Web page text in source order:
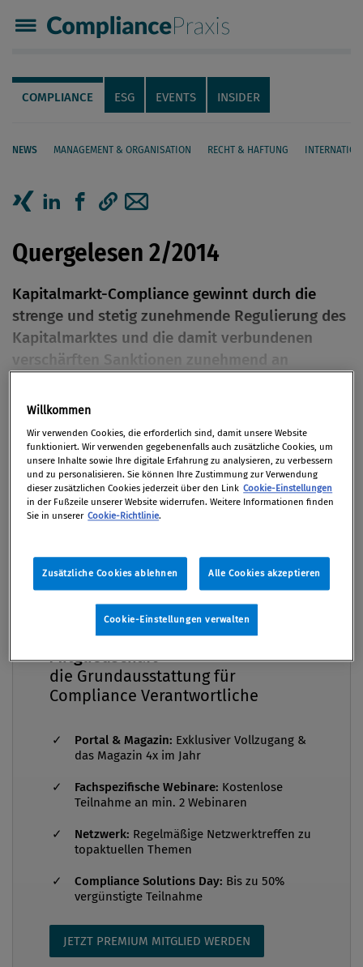
Compliance Praxis
Servicenavigation
Navigation
COMPLIANCE ESG EVENTS INSIDER
NEWS MANAGEMENT & ORGANISATION RECHT & HAFTUNG
Seiteninhalt
Quergelesen 2/2014
Kapitalmarkt-Compliance gewinnt durch die
strenge und stetig zunehmende Regulierung des
Kapitalmarktes und die damit verbundenen
verschärften Sanktionen zunehmend an
„Kapitalmarkt Compliance“ bereitet das
Kapitalmarktrecht verständlich und
praxisfreundlich auf, gibt wertvolle
Hilfestellungen für den Aufbau und Betrieb
eines Compliance-Management- Systems zur
Vermeidung von Kapitalmarkt-Risiken und
Compliance im Kapitalmarktrecht.
VonMag. Rudolf Schwab
02. Juni 2014 / Erschienen in Compliance Praxis
von André-M. Szesny und Thorsten Kuthe
gemeinsam mit 34 weiteren
Kapitalmarktrechtsexperten verfasst und schließt
die Lücke zwischen den oftmals lediglich parallel
dargestellten Gebieten der Kapitalmarkt-
Compliance auf der einen Seite und der Criminal
Buches folgt dem Adressatenkreis: Emittenten,
umfangreiches Stichwortverzeichnis erleichtern die
praktisch...
Premium
Compliance Praxis Premium
Mitgliedschaft -
die Grundausstattung für
Compliance Verantwortliche
Portal & Magazin: Exklusiver Vollzugang &
das Magazin 4x im Jahr
Fachspezifische Webinare: Kostenlose
Teilnahme an min. 2 Webinaren
Netzwerk: Regelmäßige Netzwerktreffen zu
topaktuellen Themen
Compliance Solutions Day: Bis zu 50%
vergünstigte Teilnahme
JETZT PREMIUM MITGLIED WERDEN
Willkommen
Wir verwenden Cookies, die erforderlich sind, damit unsere Website
funktioniert. Wir verwenden gegebenenfalls auch zusätzliche Cookies, um
unsere Inhalte sowie Ihre digitale Erfahrung zu analysieren, zu verbessern
und zu personalisieren. Sie können Ihre Zustimmung zur Verwendung
dieser zusätzlichen Cookies jederzeit über den Link Cookie-Einstellungen
in der Fußzeile unserer Website widerrufen. Weitere Informationen finden
Sie in unserer Cookie-Richtlinie.
Zusätzliche Cookies ablehnen Alle Cookies akzeptieren
Cookie-Einstellungen verwalten